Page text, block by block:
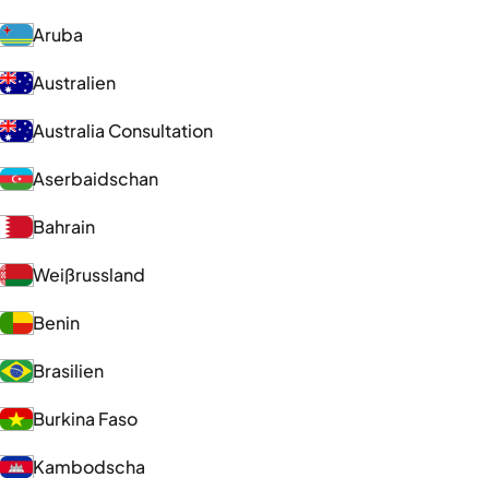
Aruba
Australien
Australia Consultation
Aserbaidschan
Bahrain
Weißrussland
Benin
Brasilien
Burkina Faso
Kambodscha